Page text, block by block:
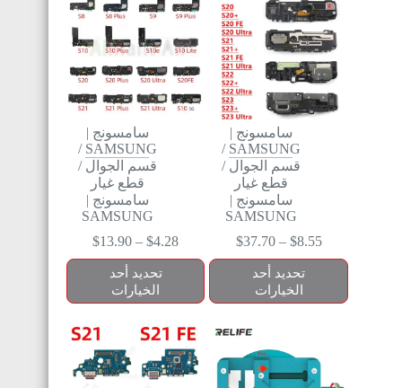
سامسونج |
SAMSUNG
/
قسم الجوال /
قطع غيار
سامسونج |
SAMSUNG
$8.55
–
$37.70
تحديد أحد
الخيارات
سامسونج |
SAMSUNG
/
قسم الجوال /
قطع غيار
سامسونج |
SAMSUNG
$4.28
–
$13.90
تحديد أحد
الخيارات